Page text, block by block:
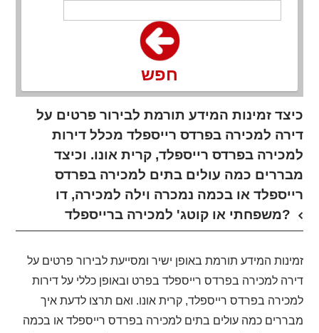
חפש
כיצד זמינות המידע תורמת לבירור פרטים על
דירה למכירה בפרדס רייספלד מכלל דירות
למכירה בפרדס רייספלד, קרית אונו. וכיצד
מבררים כמה עולים בתים למכירה בפרדס
רייספלד או בכמה נמכרה וילה למכירה, דו
משפחתי או קוטג' למכירה ברייספלד?
זמינות המידע תורמת באופן ישיר ומסייעת לבירור פרטים על
דירה למכירה בפרדס רייספלד בפרט ובאופן כללי על דירות
למכירה בפרדס רייספלד, קרית אונו. ואם תרצו לדעת איך
מבררים כמה עולים בתים למכירה בפרדס רייספלד או בכמה